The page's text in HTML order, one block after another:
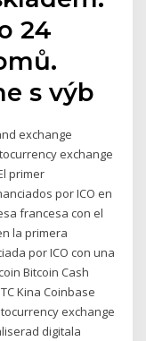
24
s výb
exchange
exchange
primer
por ICO en
francesa con el
la primera
por ICO con una
Bitcoin Cash
Kina Coinbase
exchange
digitala